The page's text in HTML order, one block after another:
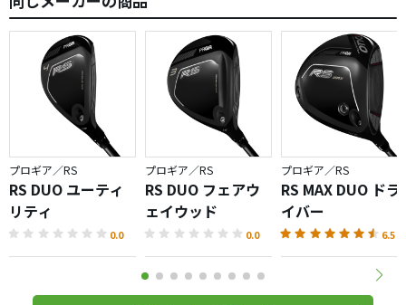
プロギア／RS
RS DUO ユーティ
リティ
0.0
プロギア／RS
RS DUO フェアウ
ェイウッド
0.0
プロギア／RS
RS MAX DUO ドラ
イバー
6.5